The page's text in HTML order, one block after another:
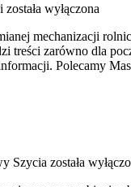
została wyłączona
mechanizacji
treści zarówno dla
Polecamy
Szycia została